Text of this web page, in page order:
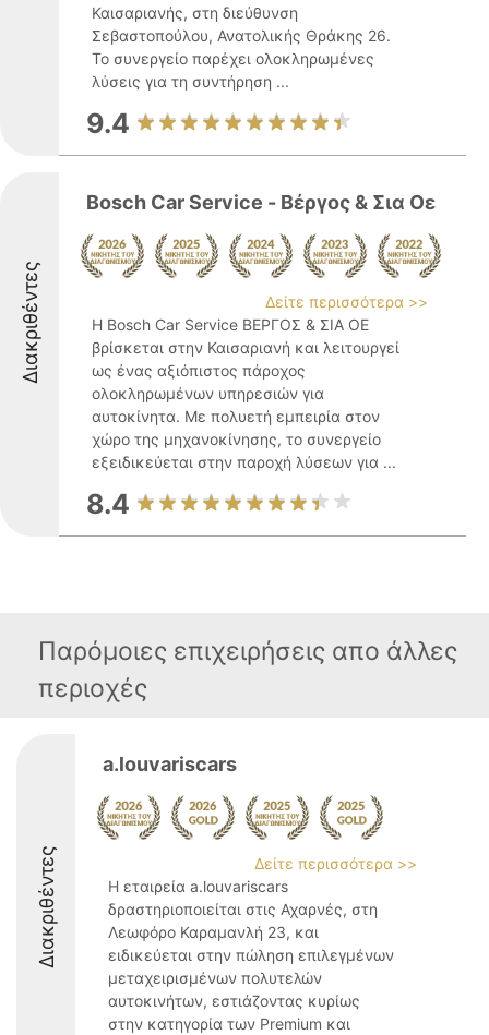
Καισαριανής, στη διεύθυνση
Σεβαστοπούλου, Ανατολικής Θράκης 26.
Το συνεργείο παρέχει ολοκληρωμένες
λύσεις για τη συντήρηση ...
9.4
Διακριθέντες
Bosch Car Service - Βέργος & Σια Οε
Δείτε περισσότερα >>
Η Bosch Car Service ΒΕΡΓΟΣ & ΣΙΑ ΟΕ
βρίσκεται στην Καισαριανή και λειτουργεί
ως ένας αξιόπιστος πάροχος
ολοκληρωμένων υπηρεσιών για
αυτοκίνητα. Με πολυετή εμπειρία στον
χώρο της μηχανοκίνησης, το συνεργείο
εξειδικεύεται στην παροχή λύσεων για ...
8.4
Παρόμοιες επιχειρήσεις απο άλλες
περιοχές
Διακριθέντες
a.louvariscars
Δείτε περισσότερα >>
Η εταιρεία a.louvariscars
δραστηριοποιείται στις Αχαρνές, στη
Λεωφόρο Καραμανλή 23, και
ειδικεύεται στην πώληση επιλεγμένων
μεταχειρισμένων πολυτελών
αυτοκινήτων, εστιάζοντας κυρίως
στην κατηγορία των Premium και